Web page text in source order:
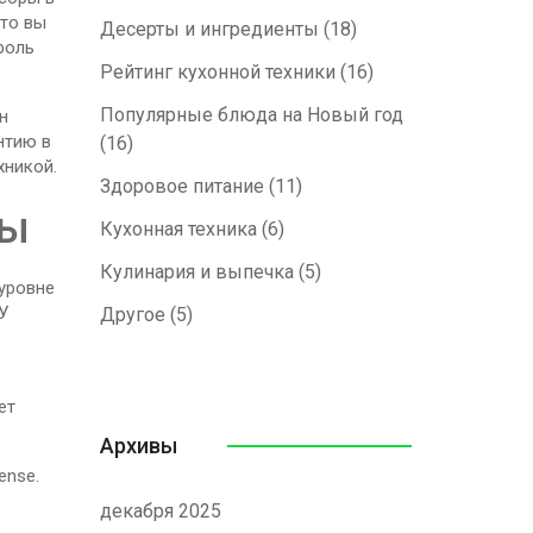
вы
в
Десерты и ингредиенты (18)
Рейтинг кухонной техники (16)
Популярные блюда на Новый год
(16)
Здоровое питание (11)
Кухонная техника (6)
Кулинария и выпечка (5)
Другое (5)
Архивы
декабря 2025